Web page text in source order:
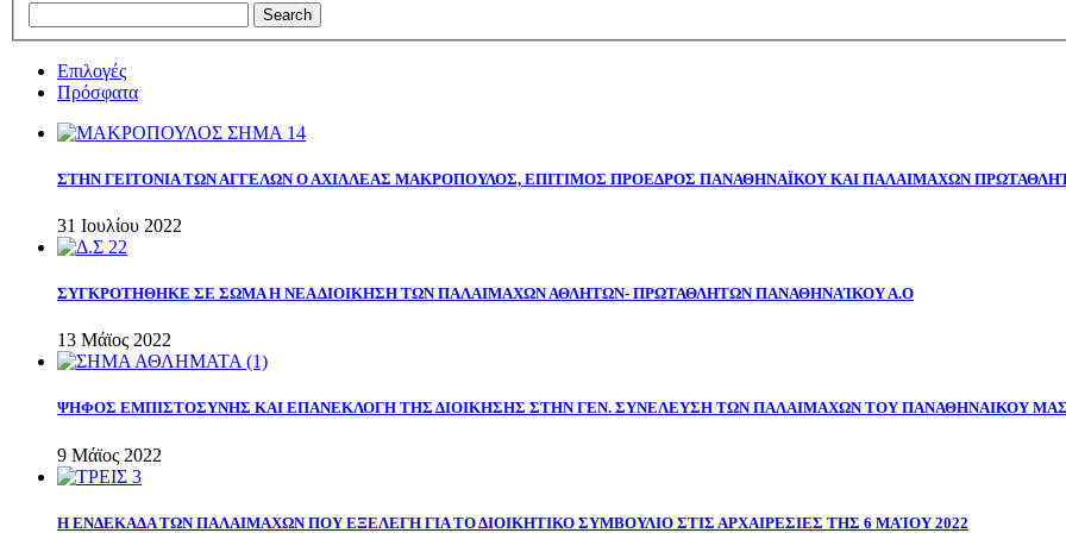
Επιλογές
Πρόσφατα
ΣΤΗΝ ΓΕΙΤΟΝΙΑ ΤΩΝ ΑΓΓΕΛΩΝ Ο ΑΧΙΛΛΕΑΣ ΜΑΚΡΟΠΟΥΛΟΣ, ΕΠΙΤΙΜΟΣ ΠΡΟΕΔΡΟΣ ΠΑΝΑΘΗΝΑΪΚΟΥ ΚΑΙ ΠΑΛΑΙΜΑΧΩΝ
31 Ιουλίου 2022
ΣΥΓΚΡΟΤΗΘΗΚΕ ΣΕ ΣΩΜΑ Η ΝΕΑ ΔΙΟΙΚΗΣΗ ΤΩΝ ΠΑΛΑΙΜΑΧΩΝ ΑΘΛΗΤΩΝ- ΠΡΩΤΑΘΛΗΤΩΝ ΠΑΝΑΘΗΝΑΊΚΟΥ Α.Ο
13 Μάϊος 2022
ΨΗΦΟΣ ΕΜΠΙΣΤΟΣΥΝΗΣ ΚΑΙ ΕΠΑΝΕΚΛΟΓΗ ΤΗΣ ΔΙΟΙΚΗΣΗΣ ΣΤΗΝ ΓΕΝ. ΣΥΝΕΛΕΥΣΗ ΤΩΝ ΠΑΛΑΙΜΑΧΩΝ ΤΟΥ ΠΑΝΑΘΗΝΑΙΚΟΥ ΜΑΣ
9 Μάϊος 2022
Η ΕΝΔΕΚΑΔΑ ΤΩΝ ΠΑΛΑΙΜΑΧΩΝ ΠΟΥ ΕΞΕΛΕΓΗ ΓΙΑ ΤΟ ΔΙΟΙΚΗΤΙΚΟ ΣΥΜΒΟΥΛΙΟ ΣΤΙΣ ΑΡΧΑΙΡΕΣΙΕΣ ΤΗΣ 6 ΜΑΊΟΥ 2022